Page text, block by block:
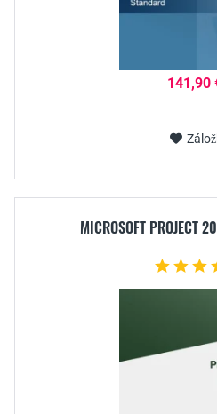
141,90
MICROSOFT PROJECT